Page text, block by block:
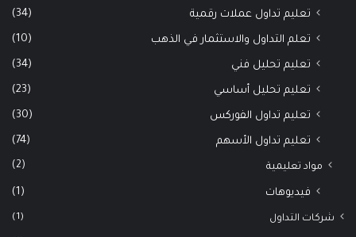
تعليم تداول عملات رقمية (34)
تعلم التداول والاستثمار في الذهب (10)
تعليم تحليل فني (34)
تعليم تحليل أساسي (23)
تعليم تداول الفوركس (30)
تعليم تداول الأسهم (74)
مواد تعليمية (2)
فيديوهات (1)
شركات التداول (1)